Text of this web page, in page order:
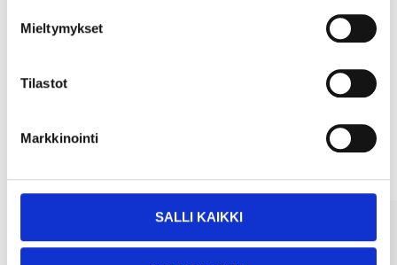
Mieltymykset
Tilastot
Markkinointi
SALLI KAIKKI
Pay & Collect in your local store within 2 hours!
Other customers also bought